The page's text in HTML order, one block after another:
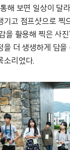
해 보면 일상이 달
기고 점프샷으로 찍
을 활용해 찍은 사
을 더 생생하게 담을
소리였다.